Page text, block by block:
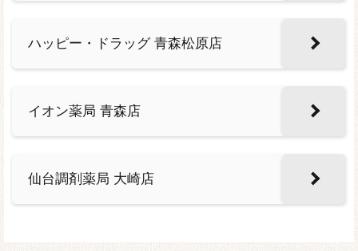
ハッピー・ドラッグ 青森松原店
イオン薬局 青森店
仙台調剤薬局 大崎店